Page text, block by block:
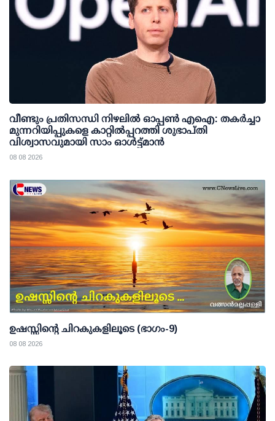
വീണ്ടും പ്രതിസന്ധി നിഴലില്‍ ഓപ്പണ്‍ എഐ: തകര്‍ച്ചാ
മുന്നറിയിപ്പുകളെ കാറ്റില്‍പ്പറത്തി ശുഭാപ്തി
വിശ്വാസവുമായി സാം ഓള്‍ട്ട്മാന്‍
08 08 2026
ഉഷസ്സിന്റെ ചിറകുകളിലൂടെ (ഭാഗം-9)
08 08 2026